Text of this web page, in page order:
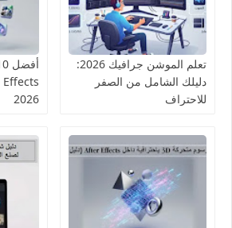
تعلم الموشن جرافيك 2026:
دليلك الشامل من الصفر
للاحتراف
2026